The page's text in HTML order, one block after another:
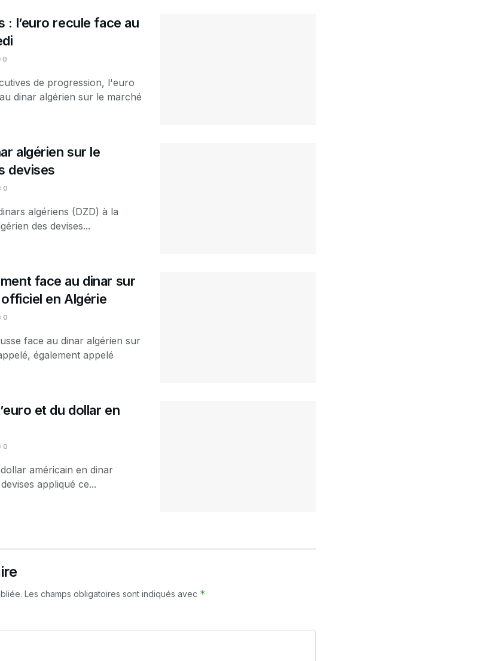
: l’euro recule face au
0
de progression, l'euro
dinar algérien sur le marché
algérien sur le
devises
0
algériens (DZD) à la
des devises...
face au dinar sur
en Algérie
0
face au dinar algérien sur
également appelé
et du dollar en
0
américain en dinar
appliqué ce...
Les champs obligatoires sont indiqués avec *